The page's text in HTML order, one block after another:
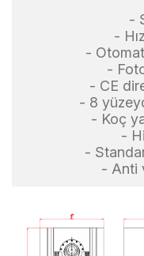
-
-
-
-
- CE
- 8
- Koç
-
-
- Anti